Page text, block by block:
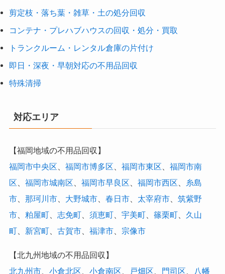
剪定枝・落ち葉・雑草・土の処分回収
コンテナ・プレハブハウスの回収・処分・買取
トランクルーム・レンタル倉庫の片付け
即日・深夜・早朝対応の不用品回収
特殊清掃
対応エリア
【福岡地域の不用品回収】
福岡市中央区
福岡市博多区 福岡市東区
福岡市南
区
福岡市城南区 福岡市早良区 福岡市西区
糸島
市、 那珂川市、 大野城市、 春日市、 太宰府市、 筑紫野
市、 粕屋町、 志免町、 須恵町、 宇美町、 篠栗町、 久山
町、 新宮町、 古賀市、 福津市、 宗像市
【北九州地域の不用品回収】
北九州市、 小倉北区 小倉南区 戸畑区 門司区
八幡